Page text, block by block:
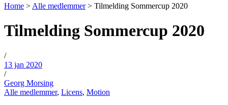
Home > Alle medlemmer > Tilmelding Sommercup 2020
Tilmelding Sommercup 2020
/
13 jan 2020
/
Georg Morsing
Alle medlemmer, Licens, Motion